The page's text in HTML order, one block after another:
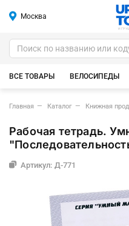
Москва
ВСЕ ТОВАРЫ ВЕЛОСИПЕДЫ
Главная Каталог Книжная
Рабочая тетрадь.
Артикул: Д-771